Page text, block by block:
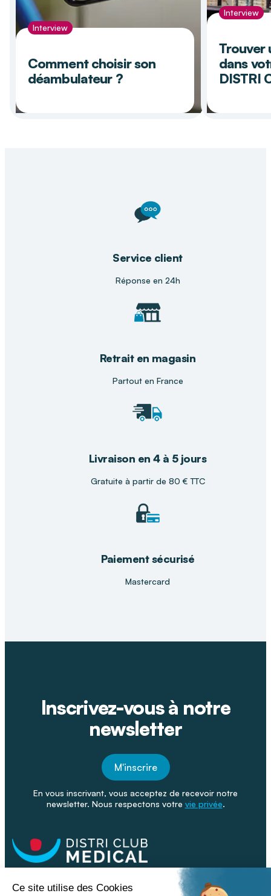
Interview
Comment choisir son
déambulateur ?
Interview
Trouver
dans
DISTRI
Service client
Réponse en 24h
Retrait en magasin
Partout en France
Livraison en 4 à 5 jours
Gratuite à partir de 80 € TTC
Paiement sécurisé
Mastercard
Inscrivez-vous à notre
newsletter
M'inscrire
En vous inscrivant, vous acceptez de recevoir notre
newsletter. Nous respectons votre vie privée.